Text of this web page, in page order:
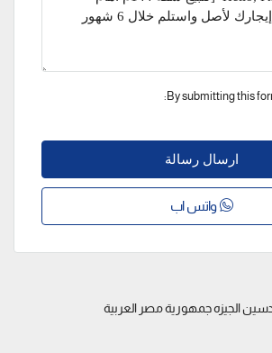
By submitting this
ارسال رسالة
واتس اب